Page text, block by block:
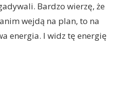
Bardzo wierzę, że
wejdą na plan, to na
energia. I widz tę energię